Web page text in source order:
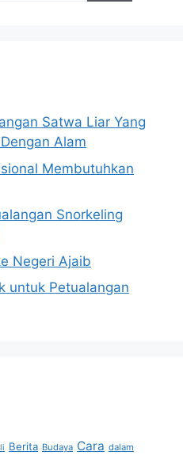
Satwa Liar Yang
Alam
Membutuhkan
Snorkeling
Negeri Ajaib
untuk Petualangan
Berita Budaya Cara dalam